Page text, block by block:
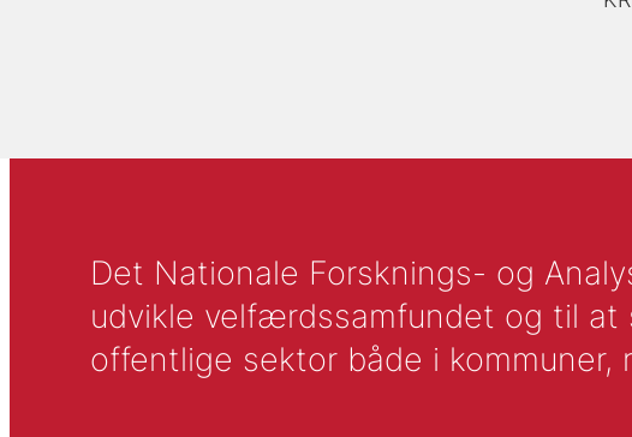
Det Nationale Forsknings- og
udvikle velfærdssamfundet og til
offentlige sektor både i kommuner,